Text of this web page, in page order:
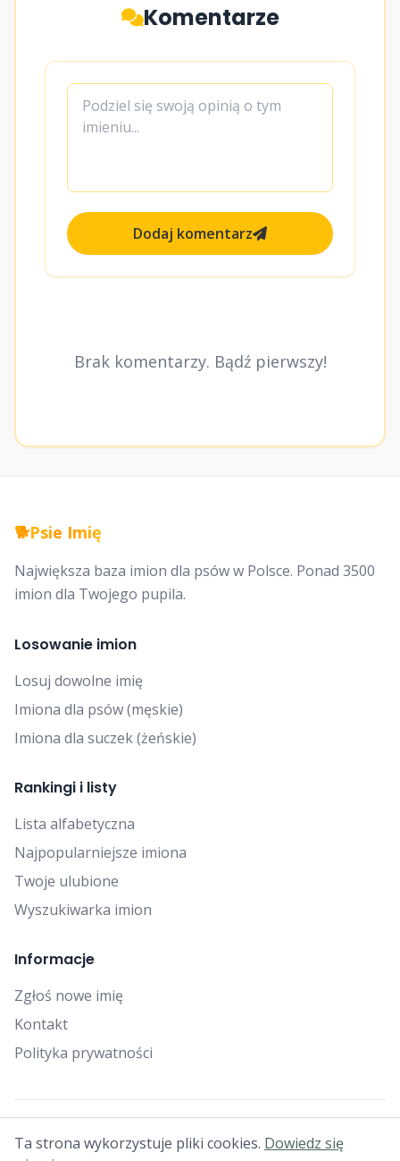
Komentarze
Dodaj komentarz
Brak komentarzy. Bądź pierwszy!
🐕Psie Imię
Największa baza imion dla psów w Polsce. Ponad 3500
imion dla Twojego pupila.
Losowanie imion
Losuj dowolne imię
Imiona dla psów (męskie)
Imiona dla suczek (żeńskie)
Rankingi i listy
Lista alfabetyczna
Najpopularniejsze imiona
Twoje ulubione
Wyszukiwarka imion
Informacje
Zgłoś nowe imię
Kontakt
Polityka prywatności
© 2025 Falcon Bytes. Wszelkie prawa zastrzeżone.
Ta strona wykorzystuje pliki cookies. Dowiedz się